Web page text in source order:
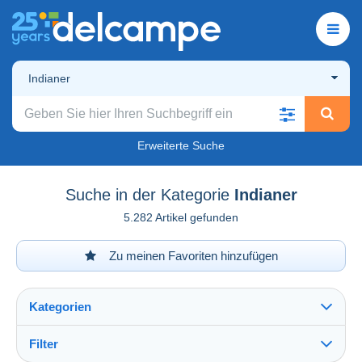
Indianer
Erweiterte Suche
Suche in der Kategorie Indianer
5.282 Artikel gefunden
Zu meinen Favoriten hinzufügen
Kategorien
Filter